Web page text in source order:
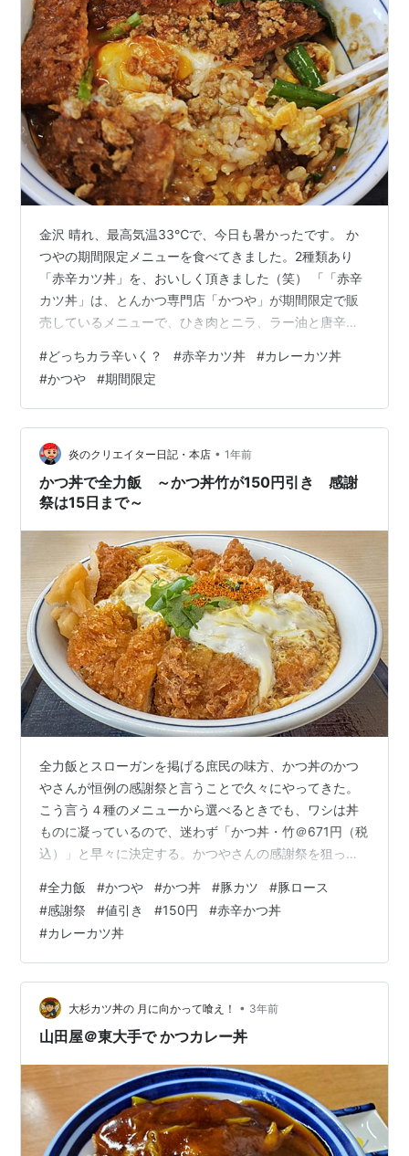
金沢 晴れ、最高気温33℃で、今日も暑かったです。 か
つやの期間限定メニューを食べてきました。2種類あり
「赤辛カツ丼」を、おいしく頂きました（笑） 「「赤辛
カツ丼」は、とんかつ専門店「かつや」が期間限定で販
売しているメニューで、ひき肉とニラ、ラー油と唐辛子
るようなストレートな辛さが特徴です。また、「かつ
や」では同時に「カレーカツ丼」も発売しており、「ど
っち辛いく？」というキャッチコピーで、この2つの辛い
メニューを対決させています。【撮影場所 かつや金沢新
神田店：2025年08月18日 Xiaomi 15 Ultra】
#どっちカラ辛いく？ #赤辛カツ丼 #カレーカツ丼
#かつや #期間限定
炎のクリエイター日記・本店 • 1年前
かつ丼で全力飯 ～かつ丼竹が150円引き 感謝
祭は15日まで～
全力飯とスローガンを掲げる庶民の味方、かつ丼のかつ
やさんが恒例の感謝祭と言うことで久々にやってきた。
こう言う４種のメニューから選べるときでも、ワシは丼
ものに凝っているので、迷わず「かつ丼・竹＠671円（税
込）」と早々に決定する。かつやさんの感謝祭を狙って
込）」を注文するのだが、梅は豚ロース肉が80gに対し
て、竹は豚ロース肉が120gとなっていて20円の差でしか
ないが、それ以上の贅沢感が味わえる内容となってい
る。しかしご飯の普通盛りは、相変わらず少ないお店だ
と思うので、ご飯の増量が必要だし、グラム数の規定も
設けて頂きたいのは、パートの人によっては…
#全力飯 #かつや #かつ丼 #豚カツ #豚ロース
#感謝祭 #値引き #150円 #赤辛かつ丼
#カレーカツ丼
大杉カツ丼の 月に向かって喰え！ • 3年前
山田屋＠東大手で かつカレー丼